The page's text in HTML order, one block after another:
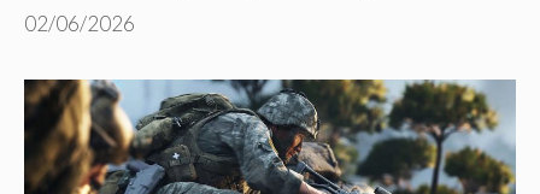
02/06/2026